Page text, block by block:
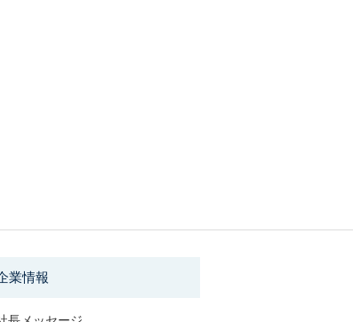
業情報